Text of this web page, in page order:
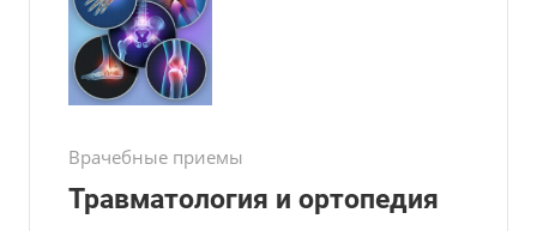
Врачебные приемы
Травматология и ортопедия